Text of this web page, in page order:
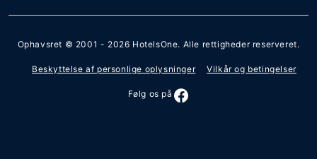
Ophavsret © 2001 - 2026 HotelsOne. Alle rettigheder reserveret.
Beskyttelse af personlige oplysninger Vilkår og betingelser
Følg os på